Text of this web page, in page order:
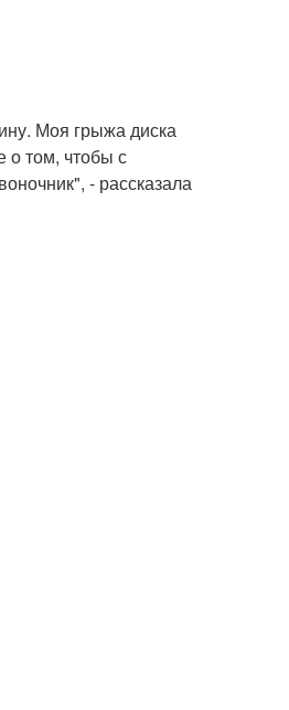
Моя грыжа диска
о том, чтобы с
- рассказала